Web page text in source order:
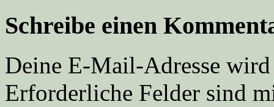
Schreibe einen
Deine E-Mail-Adresse
Erforderliche Felder sind